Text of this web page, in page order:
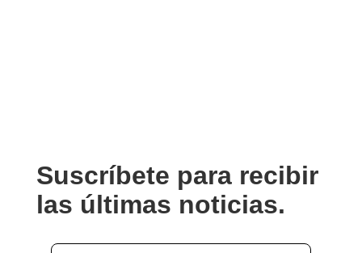
Suscríbete para recibir
las últimas noticias.